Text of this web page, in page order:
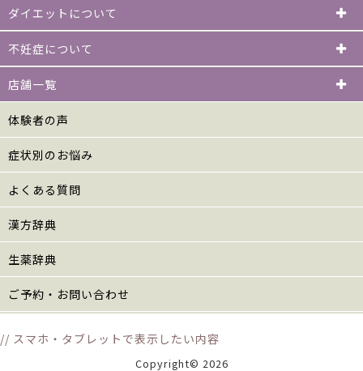
ダイエットについて
不妊症について
店舗一覧
体験者の声
症状別のお悩み
よくある質問
漢方辞典
生薬辞典
ご予約・お問い合わせ
// スマホ・タブレットで表示したい内容
Copyright© 2026